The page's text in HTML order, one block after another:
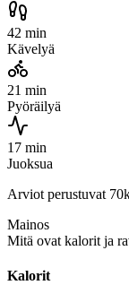
42 min
Kävelyä
21 min
Pyöräilyä
17 min
Juoksua
Arviot perustuvat
Mainos
Mitä ovat kalorit ja
Kalorit